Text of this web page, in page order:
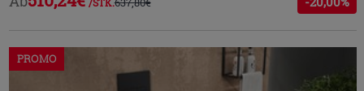
PROMO